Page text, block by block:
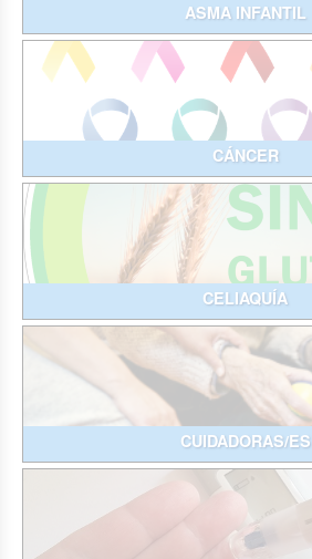
ASMA INFANTIL
CÁNCER
CELIAQUÍA
CUIDADORAS/ES